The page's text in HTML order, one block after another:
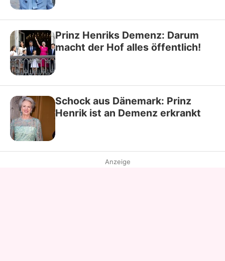
Prinz Henriks Demenz: Darum
macht der Hof alles öffentlich!
Schock aus Dänemark: Prinz
Henrik ist an Demenz erkrankt
Anzeige